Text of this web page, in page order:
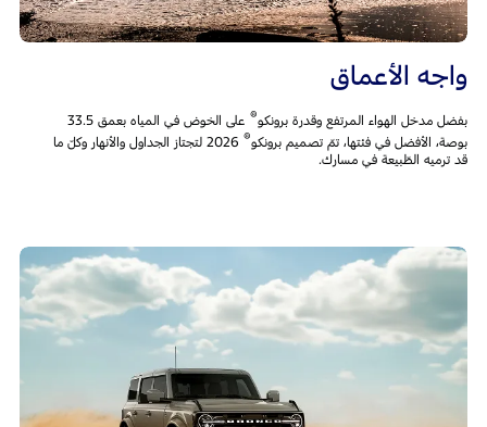
واجه الأعماق
بفضل مدخل الهواء المرتفع وقدرة برونكو®
على الخوض في المياه بعمق 33.5
بوصة، الأفضل في فئتها، تمّ تصميم برونكو®
2026 لتجتاز الجداول والأنهار وكلّ ما
قد ترميه الطّبيعة في مسارك.